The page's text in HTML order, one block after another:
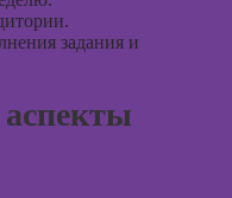
задания и